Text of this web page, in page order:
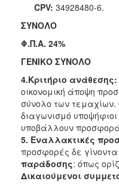
CPV: 34928480-6.
ΣΥΝΟΛΟ
Φ.Π.Α. 24%
ΓΕΝΙΚΟ ΣΥΝΟΛΟ
4.Κριτήριο ανάθεσης:
οικονομική άποψη
σύνολο των τεμαχίων.
διαγωνισμό υποψήφιοι
υποβάλλουν
5. Εναλλακτικές
προσφορές δε
παράδοσης: όπως
Δικαιούμενοι